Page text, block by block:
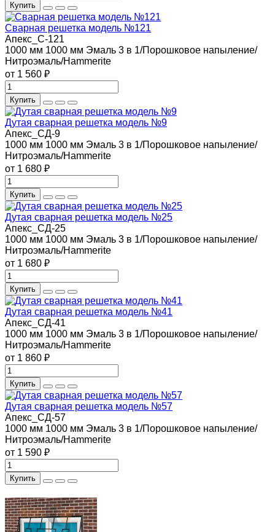
Купить
Сварная решетка модель №121
Апекс_С-121
1000 мм 1000 мм Эмаль 3 в 1/Порошковое напыление/
Нитроэмаль/Hammerite
от 1 560 ₽
Купить
Дутая сварная решетка модель №9
Апекс_СД-9
1000 мм 1000 мм Эмаль 3 в 1/Порошковое напыление/
Нитроэмаль/Hammerite
от 1 680 ₽
Купить
Дутая сварная решетка модель №25
Апекс_СД-25
1000 мм 1000 мм Эмаль 3 в 1/Порошковое напыление/
Нитроэмаль/Hammerite
от 1 680 ₽
Купить
Дутая сварная решетка модель №41
Апекс_СД-41
1000 мм 1000 мм Эмаль 3 в 1/Порошковое напыление/
Нитроэмаль/Hammerite
от 1 860 ₽
Купить
Дутая сварная решетка модель №57
Апекс_СД-57
1000 мм 1000 мм Эмаль 3 в 1/Порошковое напыление/
Нитроэмаль/Hammerite
от 1 590 ₽
Купить